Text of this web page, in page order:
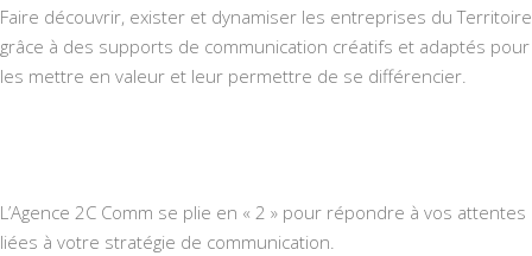
Faire découvrir, exister et dynamiser les entreprises du Territoire
grâce à des supports de communication créatifs et adaptés pour
les mettre en valeur et leur permettre de se différencier.
L’Agence 2C Comm se plie en « 2 » pour répondre à vos attentes
liées à votre stratégie de communication.